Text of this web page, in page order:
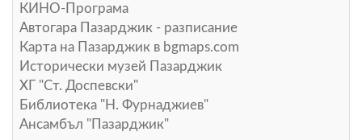
КИНО-Програма
Автогара Пазарджик - разписание
Карта на Пазарджик в bgmaps.com
Исторически музей Пазарджик
ХГ "Ст. Доспевски"
Библиотека "Н. Фурнаджиев"
Ансамбъл "Пазарджик"